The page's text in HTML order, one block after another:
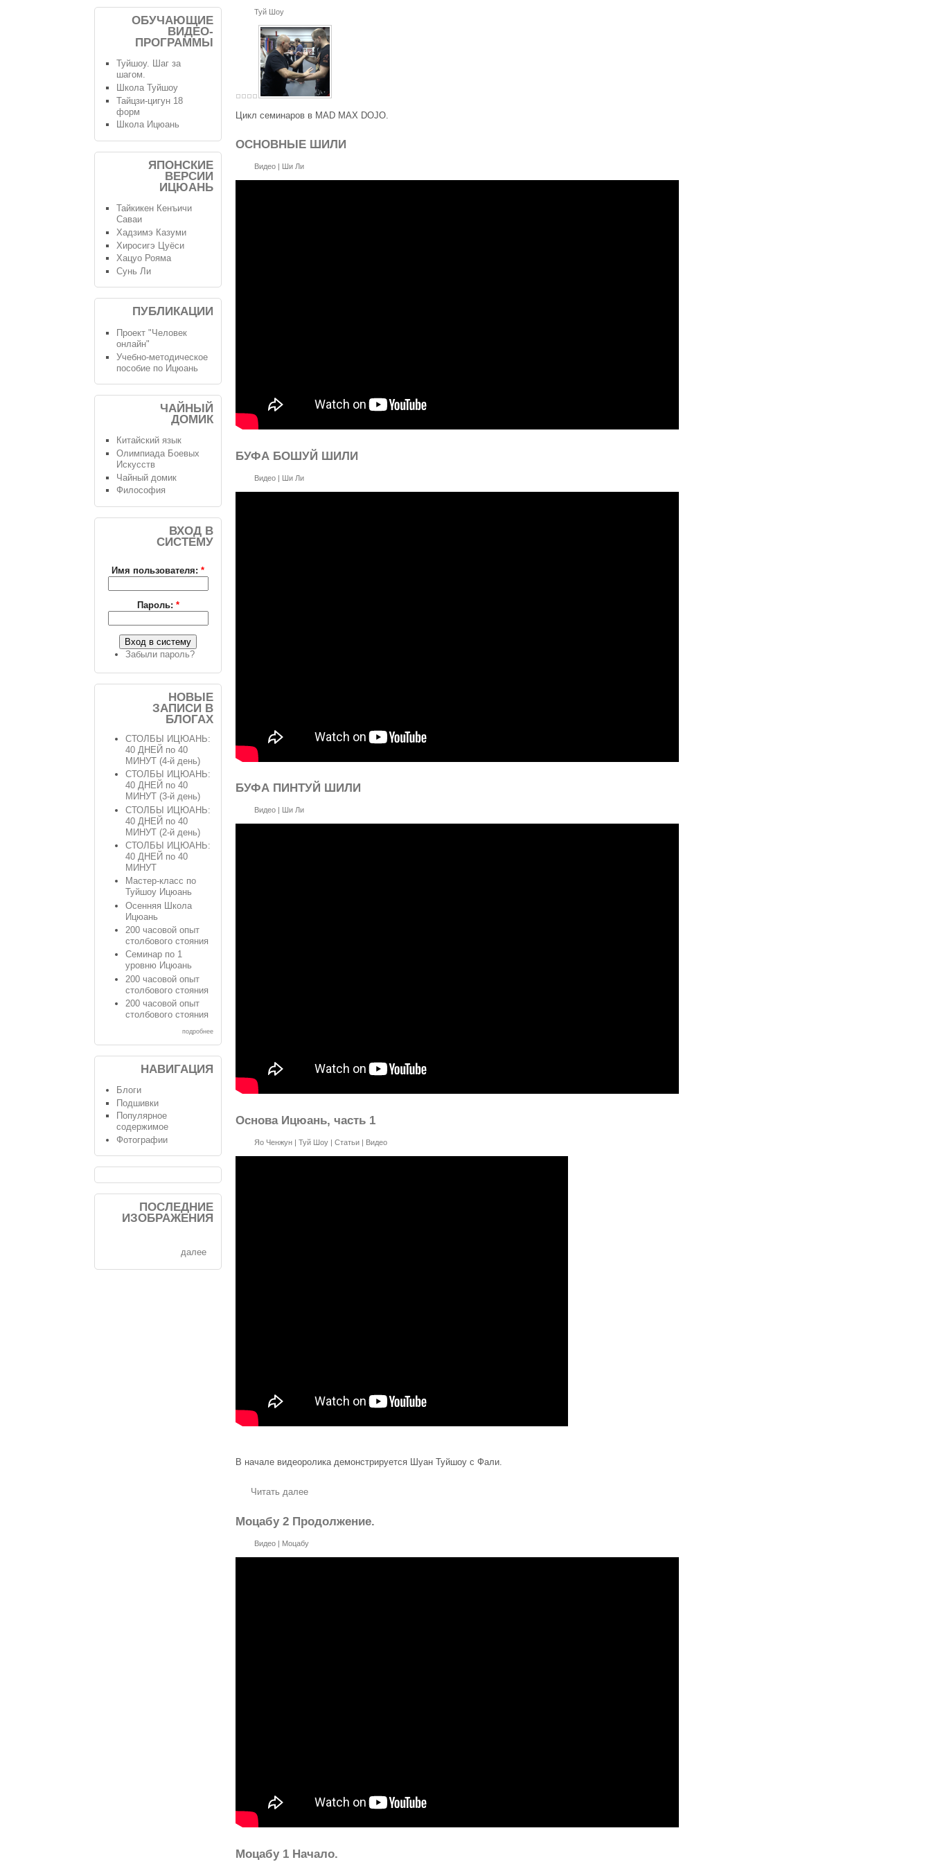
Туй Шоу
Цикл семинаров в MAD MAX DOJO.
ОСНОВНЫЕ ШИЛИ
Видео| Ши Ли
БУФА БОШУЙ ШИЛИ
Видео| Ши Ли
БУФА ПИНТУЙ ШИЛИ
Видео| Ши Ли
Основа Ицюань, часть 1
Яо Ченжун| Туй Шоу| Статьи| Видео
В начале видеоролика демонстрируется Шуан Туйшоу с Фали.
Читать далее
Моцабу 2 Продолжение.
Видео| Моцабу
Моцабу 1 Начало.
ОБУЧАЮЩИЕ
ВИДЕО-
ПРОГРАММЫ
Туйшоу. Шаг за
шагом.
Школа Туйшоу
Тайцзи-цигун 18
форм
Школа Ицюань
ЯПОНСКИЕ
ВЕРСИИ
ИЦЮАНЬ
Тайкикен Кенъичи
Саваи
Хадзимэ Казуми
Хиросигэ Цуёси
Хацуо Рояма
Сунь Ли
ПУБЛИКАЦИИ
Проект "Человек
онлайн"
Учебно-методическое
пособие по Ицюань
ЧАЙНЫЙ
ДОМИК
Китайский язык
Олимпиада Боевых
Искусств
Чайный домик
Философия
ВХОД В
СИСТЕМУ
Имя пользователя:*
Пароль: *
Забыли пароль?
НОВЫЕ
ЗАПИСИ В
БЛОГАХ
СТОЛБЫ ИЦЮАНЬ:
40 ДНЕЙ по 40
МИНУТ (4-й день)
СТОЛБЫ ИЦЮАНЬ:
40 ДНЕЙ по 40
МИНУТ (3-й день)
СТОЛБЫ ИЦЮАНЬ:
40 ДНЕЙ по 40
МИНУТ (2-й день)
СТОЛБЫ ИЦЮАНЬ:
40 ДНЕЙ по 40
МИНУТ
Мастер-класс по
Туйшоу Ицюань
Осенняя Школа
Ицюань
200 часовой опыт
столбового стояния
Семинар по 1
уровню Ицюань
200 часовой опыт
столбового стояния
200 часовой опыт
столбового стояния
подробнее
НАВИГАЦИЯ
Блоги
Подшивки
Популярное
содержимое
Фотографии
ПОСЛЕДНИЕ
ИЗОБРАЖЕНИЯ
далее